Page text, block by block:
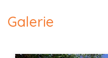
Galerie